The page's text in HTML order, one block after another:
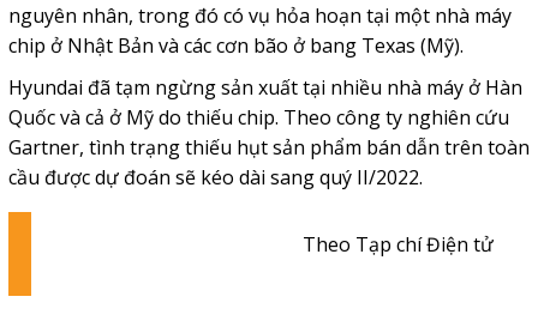
nguyên nhân, trong đó có vụ hỏa hoạn tại một nhà máy
chip ở Nhật Bản và các cơn bão ở bang Texas (Mỹ).
Hyundai đã tạm ngừng sản xuất tại nhiều nhà máy ở Hàn
Quốc và cả ở Mỹ do thiếu chip. Theo công ty nghiên cứu
Gartner, tình trạng thiếu hụt sản phẩm bán dẫn trên toàn
cầu được dự đoán sẽ kéo dài sang quý II/2022.
Theo Tạp chí Điện tử